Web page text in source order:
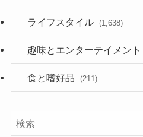
(187)
(118)
(181)
ライフスタイル (1,638)
(394)
(282)
趣味とエンターテイメント
(56)
食と嗜好品 (211)